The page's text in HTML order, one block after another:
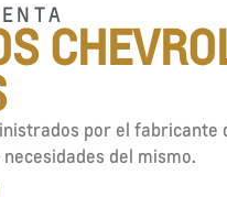
por el fabricante
del mismo.